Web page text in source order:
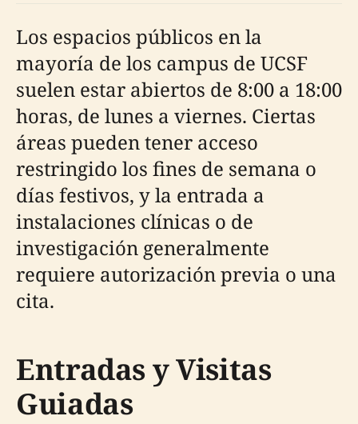
Los espacios públicos en la
mayoría de los campus de UCSF
suelen estar abiertos de 8:00 a 18:00
horas, de lunes a viernes. Ciertas
áreas pueden tener acceso
restringido los fines de semana o
días festivos, y la entrada a
instalaciones clínicas o de
investigación generalmente
requiere autorización previa o una
cita.
Entradas y Visitas
Guiadas